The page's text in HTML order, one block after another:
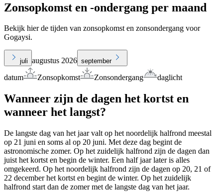
Zonsopkomst en -ondergang per maand
Bekijk hier de tijden van zonsopkomst en zonsondergang voor
Gogaysi.
juli augustus 2026 september
datum Zonsopkomst Zonsondergang daglicht
Wanneer zijn de dagen het kortst en
wanneer het langst?
De langste dag van het jaar valt op het noordelijk halfrond meestal
op 21 juni en soms al op 20 juni. Met deze dag begint de
astronomische zomer. Op het zuidelijk halfrond zijn de dagen dan
juist het kortst en begin de winter. Een half jaar later is alles
omgekeerd. Op het noordelijk halfrond zijn de dagen op 20, 21 of
22 december het kortst en begint de winter. Op het zuidelijk
halfrond start dan de zomer met de langste dag van het jaar.